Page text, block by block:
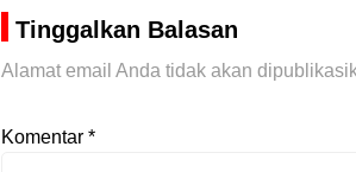
Tinggalkan Balasan
Alamat email Anda tidak akan
Komentar *